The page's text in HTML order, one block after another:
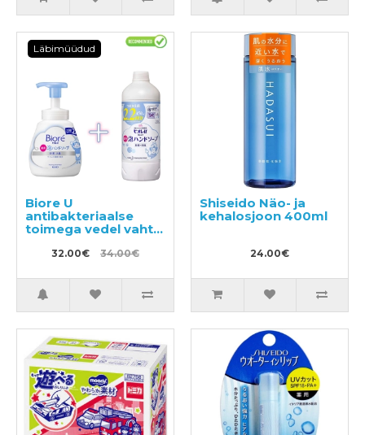
Läbimüüdud
Biore U
antibakteriaalse
toimega vedel vaht-
tsitrusearoomiga
450ml
32.00€ 34.00€
Shiseido Näo- ja
kehalosjoon 400ml
24.00€